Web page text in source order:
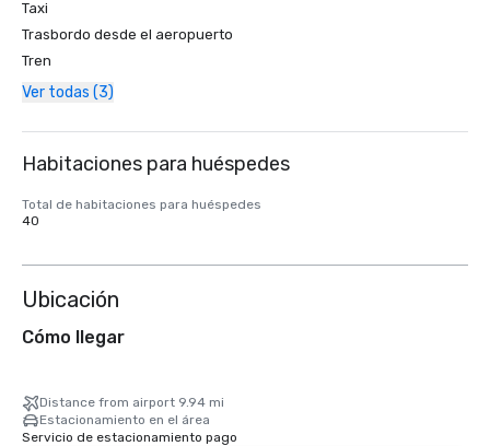
Taxi
Trasbordo desde el aeropuerto
Tren
Ver todas (3)
Habitaciones para huéspedes
Total de habitaciones para huéspedes
40
Ubicación
Cómo llegar
Distance from airport 9.94 mi
Estacionamiento en el área
Servicio de estacionamiento pago